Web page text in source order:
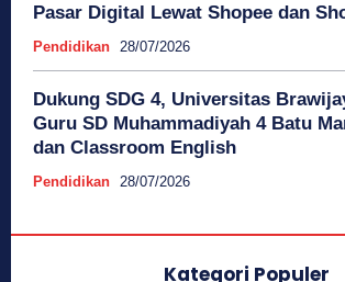
Pasar Digital Lewat Shopee dan
Pendidikan 28/07/2026
Dukung SDG 4, Universitas
Guru SD Muhammadiyah 4 Batu
dan Classroom English
Pendidikan 28/07/2026
Kategori Populer